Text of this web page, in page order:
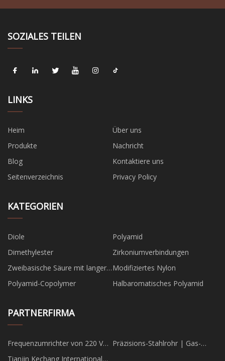
SOZIALES TEILEN
LINKS
Heim
Über uns
Produkte
Nachricht
Blog
Kontaktiere uns
Seitenverzeichnis
Privacy Policy
KATEGORIEN
Diole
Polyamid
Dimethylester
Zirkoniumverbindungen
Zweibasische Säure mit langer
Kohlenstoffkette
Modifiziertes Nylon
Polyamid-Copolymer
Halbaromatisches Polyamid
PARTNERFIRMA
Frequenzumrichter von 220 V
auf 380 V
Präzisions-Stahlrohr | Gas-
Tianjin Kechang International